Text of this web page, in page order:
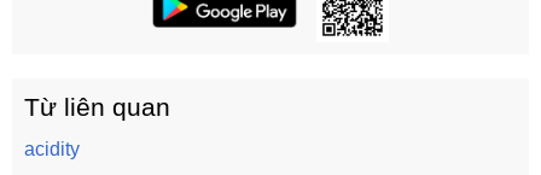
Từ liên quan
acidity